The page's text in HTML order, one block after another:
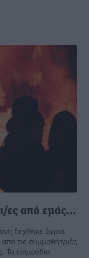
ες από εμάς…
δέχθηκε άγρια
τις συμμαθήτριές
Το επεισόδιο